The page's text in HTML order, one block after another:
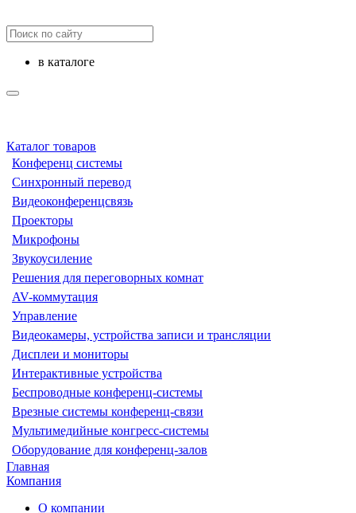
в каталоге
Каталог товаров
Конференц системы
Синхронный перевод
Видеоконференцсвязь
Проекторы
Микрофоны
Звукоусиление
Решения для переговорных комнат
AV-коммутация
Управление
Видеокамеры, устройства записи и трансляции
Дисплеи и мониторы
Интерактивные устройства
Беспроводные конференц-системы
Врезные системы конференц-связи
Мультимедийные конгресс-системы
Оборудование для конференц-залов
Главная
Компания
О компании